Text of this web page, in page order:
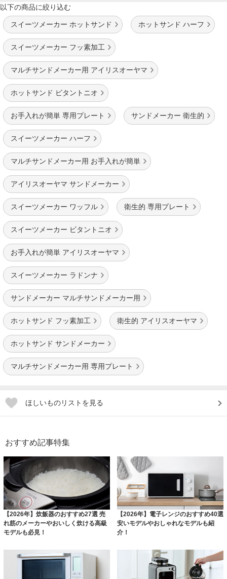
以下の商品に絞り込む
スイーツメーカー ホットサンド ホットサンド ハーフ
スイーツメーカー フッ素加工
マルチサンドメーカー用 アイリスオーヤマ
ホットサンド ビタントニオ
お手入れが簡単 専用プレート サンドメーカー 衛生的
スイーツメーカー ハーフ
マルチサンドメーカー用 お手入れが簡単
アイリスオーヤマ サンドメーカー
スイーツメーカー ワッフル 衛生的 専用プレート
スイーツメーカー ビタントニオ
お手入れが簡単 アイリスオーヤマ
スイーツメーカー ラドンナ
サンドメーカー マルチサンドメーカー用
ホットサンド フッ素加工 衛生的 アイリスオーヤマ
ホットサンド サンドメーカー
マルチサンドメーカー用 専用プレート
ほしいものリストを見る
おすすめ記事特集
【2026年】炊飯器のおすすめ27選 売
れ筋のメーカーやおいしく炊ける高級
モデルも必見！
【2026年】電子レンジのおすすめ40選
安いモデルやおしゃれなモデルも紹
介！